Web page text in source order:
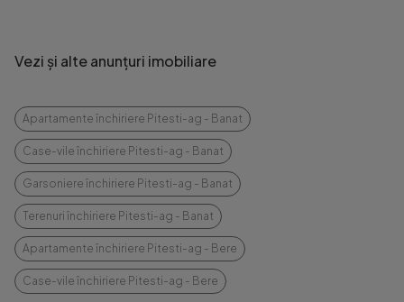
Vezi și alte anunțuri imobiliare
Apartamente închiriere Pitesti-ag - Banat
Case-vile închiriere Pitesti-ag - Banat
Garsoniere închiriere Pitesti-ag - Banat
Terenuri închiriere Pitesti-ag - Banat
Apartamente închiriere Pitesti-ag - Bere
Case-vile închiriere Pitesti-ag - Bere